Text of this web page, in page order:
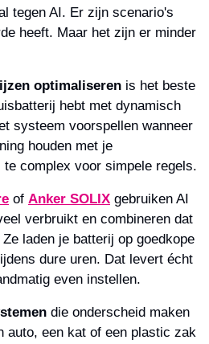
tegen AI. Er zijn scenario's
heeft. Maar het zijn er minder
optimaliseren is het beste
hebt met dynamisch
systeem voorspellen wanneer
houden met je
complex voor simpele regels.
of Anker SOLIX gebruiken AI
verbruikt en combineren dat
laden je batterij op goedkope
dure uren. Dat levert écht
even instellen.
die onderscheid maken
auto, een kat of een plastic zak